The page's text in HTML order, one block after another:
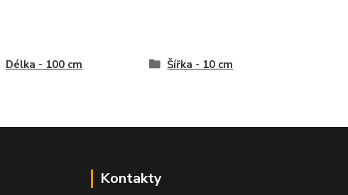
Délka - 100 cm Šířka - 10 cm
Kontakty